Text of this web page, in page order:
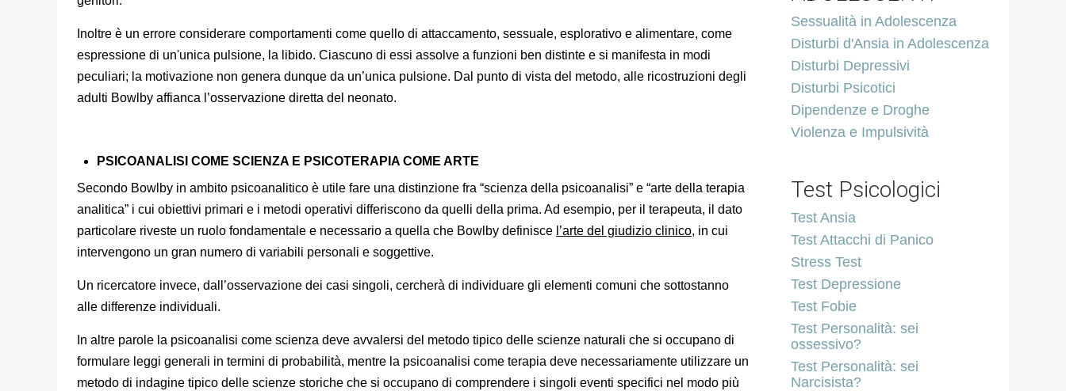
Inoltre è un errore considerare comportamenti come quello di attaccamento, sessuale, esplorativo e alimentare, come
espressione di un'unica pulsione, la libido. Ciascuno di essi assolve a funzioni ben distinte e si manifesta in modi
peculiari; la motivazione non genera dunque da un’unica pulsione. Dal punto di vista del metodo, alle ricostruzioni degli
adulti Bowlby affianca l’osservazione diretta del neonato.
PSICOANALISI COME SCIENZA E PSICOTERAPIA COME ARTE
Secondo Bowlby in ambito psicoanalitico è utile fare una distinzione fra “scienza della psicoanalisi” e “arte della terapia
analitica” i cui obiettivi primari e i metodi operativi differiscono da quelli della prima. Ad esempio, per il terapeuta, il dato
particolare riveste un ruolo fondamentale e necessario a quella che Bowlby definisce l’arte del giudizio clinico, in cui
intervengono un gran numero di variabili personali e soggettive.
Un ricercatore invece, dall’osservazione dei casi singoli, cercherà di individuare gli elementi comuni che sottostanno
alle differenze individuali.
In altre parole la psicoanalisi come scienza deve avvalersi del metodo tipico delle scienze naturali che si occupano di
formulare leggi generali in termini di probabilità, mentre la psicoanalisi come terapia deve necessariamente utilizzare un
metodo di indagine tipico delle scienze storiche che si occupano di comprendere i singoli eventi specifici nel modo più
Sessualità in Adolescenza
Disturbi d'Ansia in Adolescenza
Disturbi Depressivi
Disturbi Psicotici
Dipendenze e Droghe
Violenza e Impulsività
Test Psicologici
Test Ansia
Test Attacchi di Panico
Stress Test
Test Depressione
Test Fobie
Test Personalità: sei
ossessivo?
Test Personalità: sei
Narcisista?